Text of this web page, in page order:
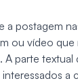
postagem
ou vídeo
parte textual
a